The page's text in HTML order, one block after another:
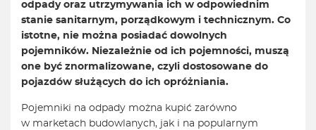
odpady oraz utrzymywania ich w odpowiednim
stanie sanitarnym, porządkowym i technicznym. Co
istotne, nie można posiadać dowolnych
pojemników. Niezależnie od ich pojemności, muszą
one być znormalizowane, czyli dostosowane do
pojazdów służących do ich opróżniania.
Pojemniki na odpady można kupić zarówno
w marketach budowlanych, jak i na popularnym